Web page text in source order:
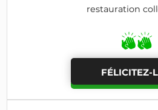
restauration
FÉLICITEZ-